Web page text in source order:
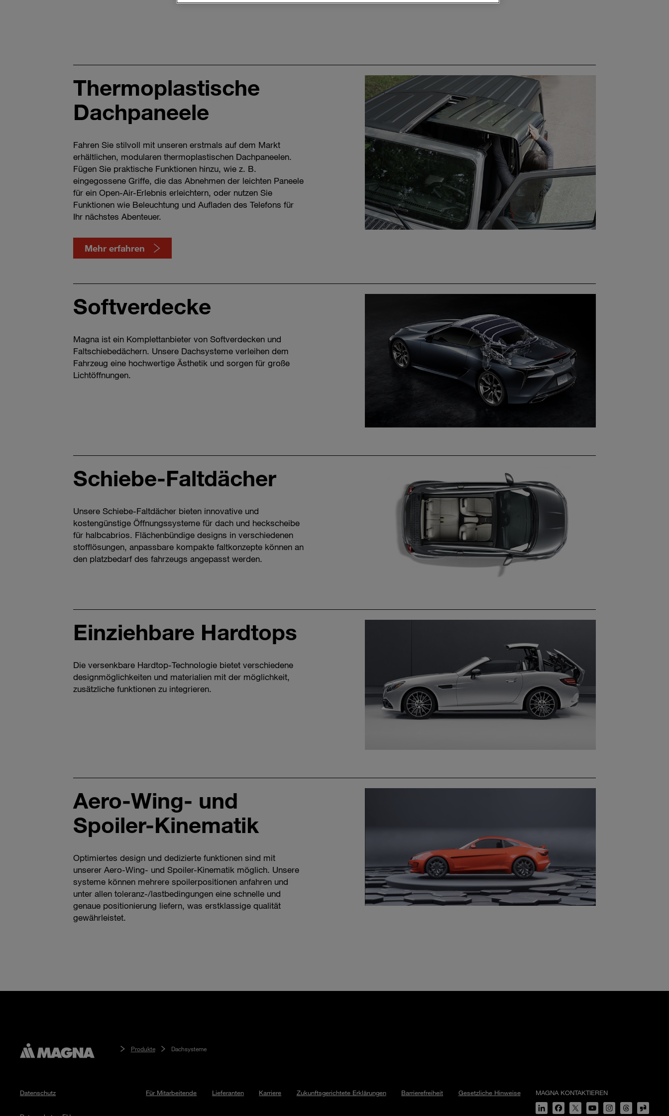
Thermoplastische
Dachpaneele
Fahren Sie stilvoll mit unseren erstmals auf dem Markt
erhältlichen, modularen thermoplastischen Dachpaneelen.
Fügen Sie praktische Funktionen hinzu, wie z. B.
eingegossene Griffe, die das Abnehmen der leichten Paneele
für ein Open-Air-Erlebnis erleichtern, oder nutzen Sie
Funktionen wie Beleuchtung und Aufladen des Telefons für
Ihr nächstes Abenteuer.
Mehr erfahren
Softverdecke
Magna ist ein Komplettanbieter von Softverdecken und
Faltschiebedächern. Unsere Dachsysteme verleihen dem
Fahrzeug eine hochwertige Ästhetik und sorgen für große
Lichtöffnungen.
Schiebe-Faltdächer
Unsere Schiebe-Faltdächer bieten innovative und
kostengünstige Öffnungssysteme für dach und heckscheibe
für halbcabrios. Flächenbündige designs in verschiedenen
stofflösungen, anpassbare kompakte faltkonzepte können an
den platzbedarf des fahrzeugs angepasst werden.
Einziehbare Hardtops
Die versenkbare Hardtop-Technologie bietet verschiedene
designmöglichkeiten und materialien mit der möglichkeit,
zusätzliche funktionen zu integrieren.
Aero-Wing- und
Spoiler-Kinematik
Optimiertes design und dedizierte funktionen sind mit
unserer Aero-Wing- und Spoiler-Kinematik möglich. Unsere
systeme können mehrere spoilerpositionen anfahren und
unter allen toleranz-/lastbedingungen eine schnelle und
genaue positionierung liefern, was erstklassige qualität
gewährleistet.
Produkte Dachsysteme
Datenschutz Für Mitarbeitende Lieferanten Karriere Zukunftsgerichtete Erklärungen Barrierefreiheit Gesetzliche Hinweise MAGNA KONTAKTIEREN